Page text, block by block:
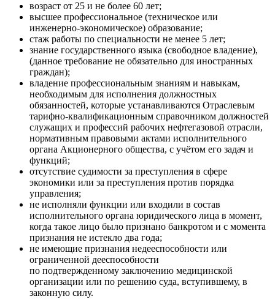
возраст от 25 и не более 60 лет;
высшее профессиональное (техническое или
инженерно-экономическое) образование;
стаж работы по специальности не менее 5 лет;
знание государственного языка (свободное владение),
(данное требование не обязательно для иностранных
граждан);
владение профессиональным знаниям и навыкам,
необходимым для исполнения должностных
обязанностей, которые устанавливаются Отраслевым
тарифно-квалификационным справочником должностей
служащих и профессий рабочих нефтегазовой отрасли,
нормативным правовыми актами исполнительного
органа Акционерного общества, с учётом его задач и
функций;
отсутствие судимости за преступления в сфере
экономики или за преступления против порядка
управления;
не исполняли функции или входили в состав
исполнительного органа юридического лица в момент,
когда такое лицо было признано банкротом и с момента
признания не истекло два года;
не имеющие признания недееспособности или
ограниченной дееспособности
по подтвержденному заключению медицинской
организации или по решению суда, вступившему, в
законную силу.